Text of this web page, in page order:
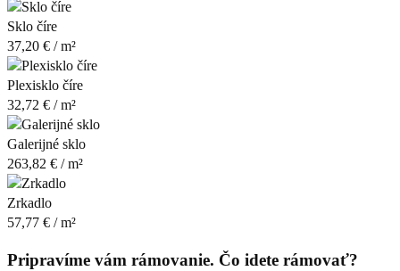
Sklo číre
37,20 € / m²
Plexisklo číre
32,72 € / m²
Galerijné sklo
263,82 € / m²
Zrkadlo
57,77 € / m²
Pripravíme vám rámovanie. Čo idete rámovať?